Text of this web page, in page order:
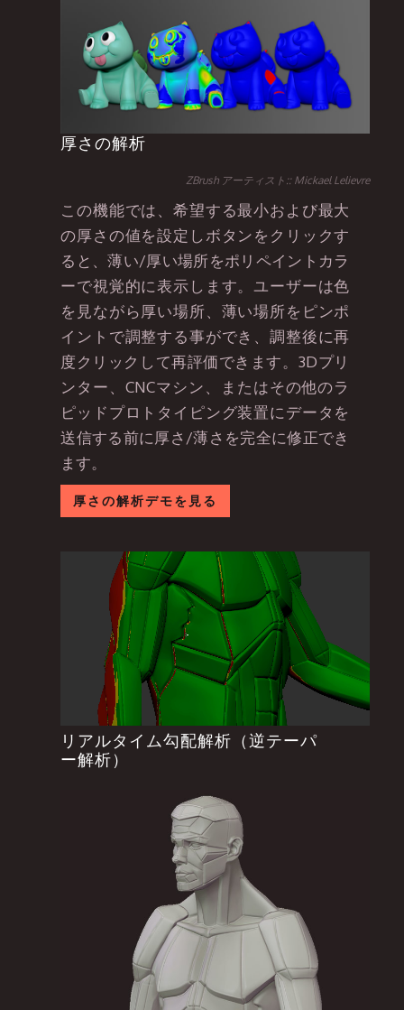
厚さの解析
ZBrush アーティスト:: Mickael Lelievre
この機能では、希望する最小および最大
の厚さの値を設定しボタンをクリックす
ると、薄い/厚い場所をポリペイントカラ
ーで視覚的に表示します。ユーザーは色
を見ながら厚い場所、薄い場所をピンポ
イントで調整する事ができ、調整後に再
度クリックして再評価できます。3Dプリ
ンター、CNCマシン、またはその他のラ
ピッドプロトタイピング装置にデータを
送信する前に厚さ/薄さを完全に修正でき
ます。
厚さの解析デモを見る
リアルタイム勾配解析（逆テーパ
ー解析）